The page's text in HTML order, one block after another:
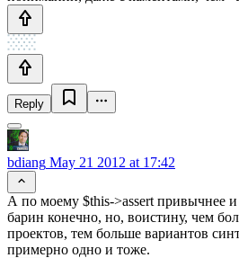
Reply
bdiang May 21 2012 at 17:42
А по моему $this->assert привычнее
барин конечно, но, воистину, чем
проектов, тем больше вариантов
примерно одно и тоже.